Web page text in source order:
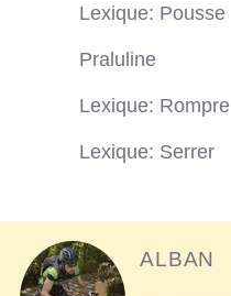
Lexique: Pousse
Praluline
Lexique: Rompre
Lexique: Serrer
ALBAN